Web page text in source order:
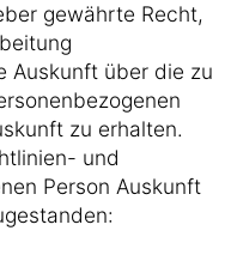
gewährte Recht,
Auskunft über die zu
zu erhalten.
und
Person Auskunft